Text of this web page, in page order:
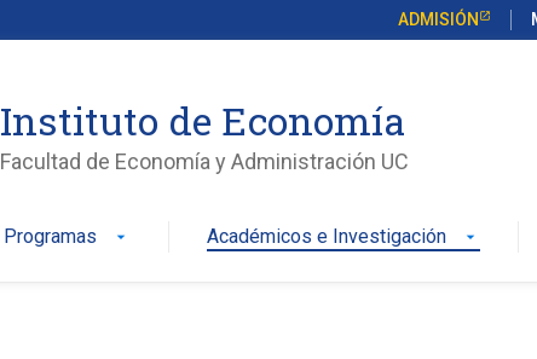
ADMISIÓN
Instituto de Economía
Facultad de Economía y Administración UC
Programas arrow_drop_down Académicos e Investigación arrow_drop_down